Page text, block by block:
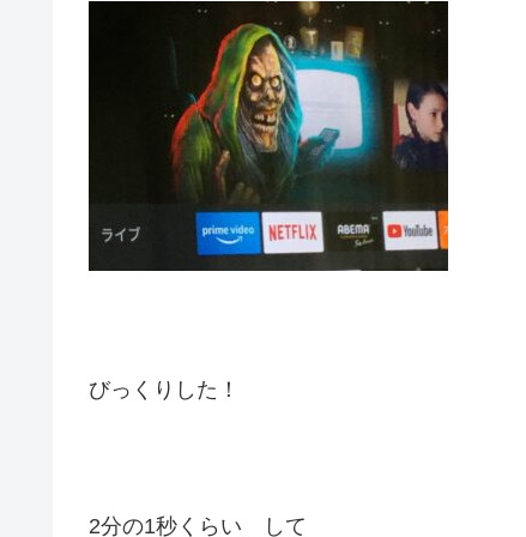
びっくりした！
2分の1秒くらい して